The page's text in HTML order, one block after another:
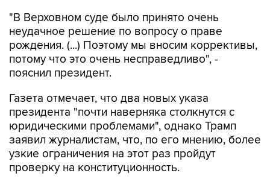
"В Верховном суде было принято очень
неудачное решение по вопросу о праве
рождения. (...) Поэтому мы вносим коррективы,
потому что это очень несправедливо", -
пояснил президент.
Газета отмечает, что два новых указа
президента "почти наверняка столкнутся с
юридическими проблемами", однако Трамп
заявил журналистам, что, по его мнению, более
узкие ограничения на этот раз пройдут
проверку на конституционность.